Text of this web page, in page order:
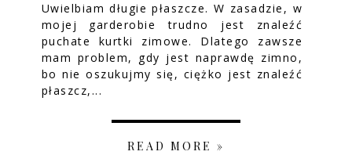
Uwielbiam długie płaszcze. W zasadzie, w
mojej garderobie trudno jest znaleźć
puchate kurtki zimowe. Dlatego zawsze
mam problem, gdy jest naprawdę zimno,
bo nie oszukujmy się, ciężko jest znaleźć
płaszcz,...
READ MORE »